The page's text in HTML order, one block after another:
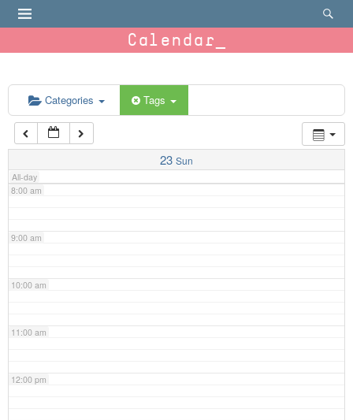
Calendar
Categories Tags
23 Sun
All-day
6:00 am
7:00 am
8:00 am
9:00 am
10:00 am
11:00 am
12:00 pm